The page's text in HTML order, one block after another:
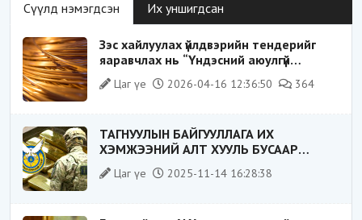
Сүүлд нэмэгдсэн Их уншигдсан
Зэс хайлуулах үйлдвэрийн тендерийг
яаравчлах нь “Үндэсний аюулгүй
байдал“-д эрсдэлтэй юу?
Цаг үе 2026-04-16 12:36:50 364
ТАГНУУЛЫН БАЙГУУЛЛАГА ИХ
ХЭМЖЭЭНИЙ АЛТ ХУУЛЬ БУСААР
ХИЛЭЭР ГАРГАХ ГЭЖ БАЙСАН
ҮЙЛДЛИЙГ ТАСЛАН ЗОГСООЛОО
Цаг үе 2025-11-14 16:28:38